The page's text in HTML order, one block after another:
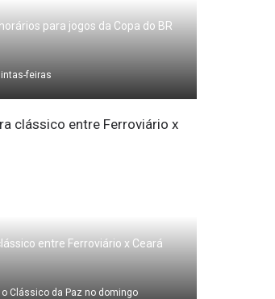
para jogos da Copa do BR
feiras
entre Ferroviário x Ceará
Clássico da Paz no domingo